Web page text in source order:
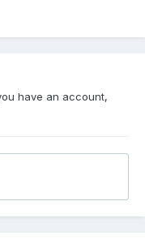
have an account,